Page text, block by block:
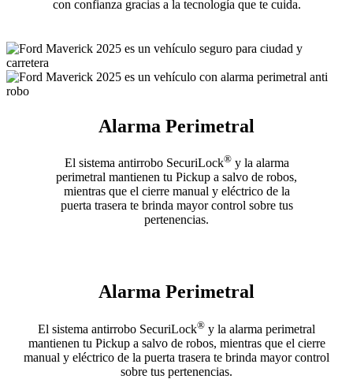
con confianza gracias a la tecnología que te cuida.
Alarma Perimetral
El sistema antirrobo SecuriLock®y la alarma
perimetral mantienen tu Pickup a salvo de robos,
mientras que el cierre manual y eléctrico de la
puerta trasera te brinda mayor control sobre tus
pertenencias.
Alarma Perimetral
El sistema antirrobo SecuriLock® y la alarma perimetral
mantienen tu Pickup a salvo de robos, mientras que el cierre
manual y eléctrico de la puerta trasera te brinda mayor control
sobre tus pertenencias.